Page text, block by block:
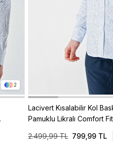
2
Lacivert Kısalabilir Kol
Pamuklu Likralı Comfort
799,99 TL
2.499,99 TL